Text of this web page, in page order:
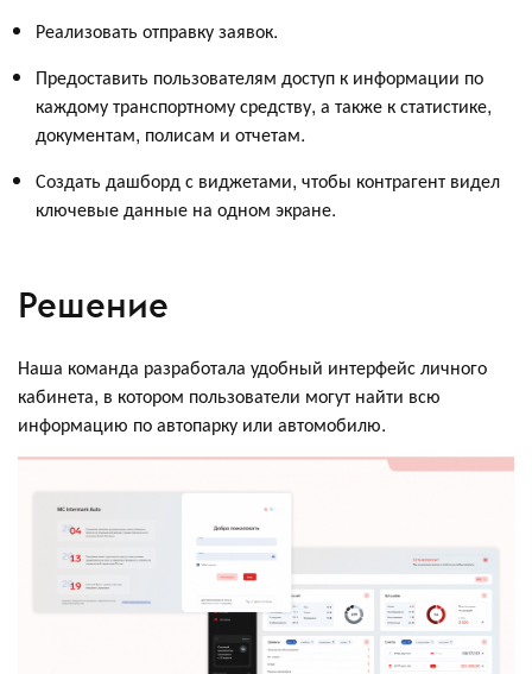
Реализовать отправку заявок.
Предоставить пользователям доступ к информации по
каждому транспортному средству, а также к статистике,
документам, полисам и отчетам.
Создать дашборд с виджетами, чтобы контрагент видел
ключевые данные на одном экране.
Решение
Наша команда разработала удобный интерфейс личного
кабинета, в котором пользователи могут найти всю
информацию по автопарку или автомобилю.